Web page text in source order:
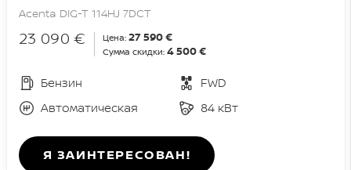
Acenta DIG-T 114HJ 7DCT
23 090 € Цена: 27 590 €
Сумма скидки: 4 500 €
Бензин
FWD
Автоматическая
84 кВт
Я ЗАИНТЕРЕСОВАН!